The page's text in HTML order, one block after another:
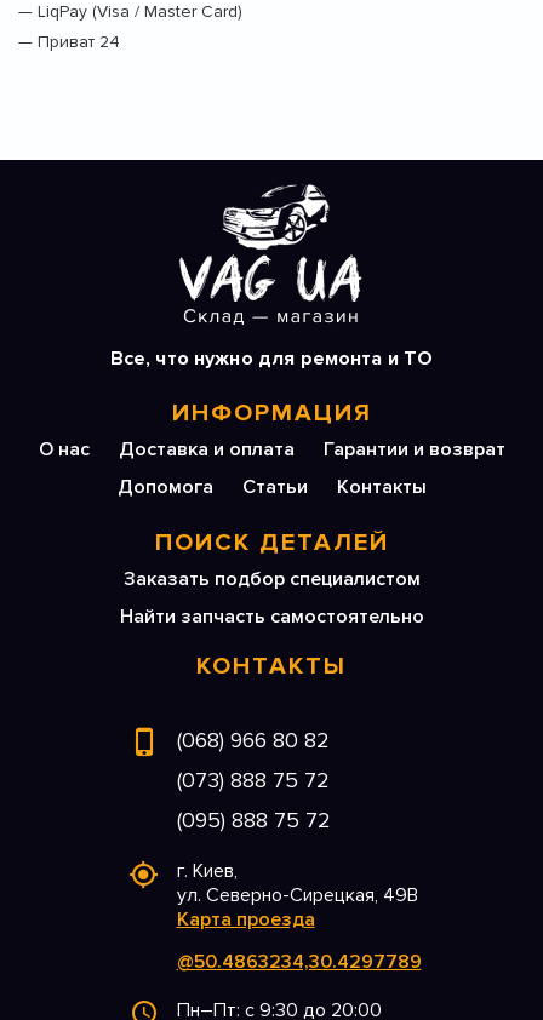
— LiqPay (Visa / Master Card)
— Приват 24
Все, что нужно для ремонта и ТО
ИНФОРМАЦИЯ
О нас Доставка и оплата
Гарантии и возврат
Допомога
Статьи Контакты
ПОИСК ДЕТАЛЕЙ
Заказать подбор специалистом
Найти запчасть самостоятельно
КОНТАКТЫ
(068) 966 80 82
(073) 888 75 72
(095) 888 75 72
г. Киев,
ул. Северно-Сирецкая, 49В
Карта проезда
@50.4863234,30.4297789
Пн–Пт: с 9:30 до 20:00